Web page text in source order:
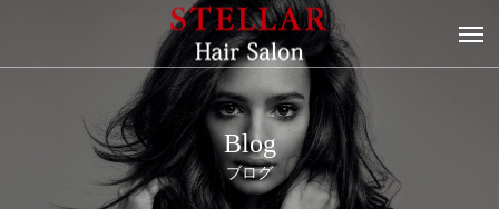
Blog
ブログ